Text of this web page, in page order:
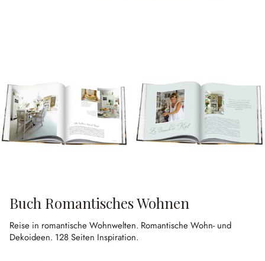
Buch Romantisches Wohnen
Reise in romantische Wohnwelten. Romantische Wohn- und
Dekoideen. 128 Seiten Inspiration.